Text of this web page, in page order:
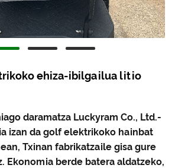
ehiza-ibilgailua litio
daramatza Luckyram Co., Ltd.-
izan da golf elektrikoko hainbat
Txinan fabrikatzaile gisa gure
Ekonomia berde batera aldatzeko,